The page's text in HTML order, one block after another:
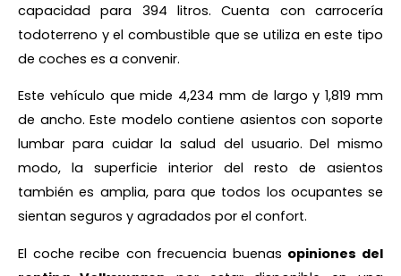
capacidad para 394 litros. Cuenta con carrocería
todoterreno y el combustible que se utiliza en este tipo
de coches es a convenir.
Este vehículo que mide 4,234 mm de largo y 1,819 mm
de ancho. Este modelo contiene asientos con soporte
lumbar para cuidar la salud del usuario. Del mismo
modo, la superficie interior del resto de asientos
también es amplia, para que todos los ocupantes se
sientan seguros y agradados por el confort.
El coche recibe con frecuencia buenas opiniones del